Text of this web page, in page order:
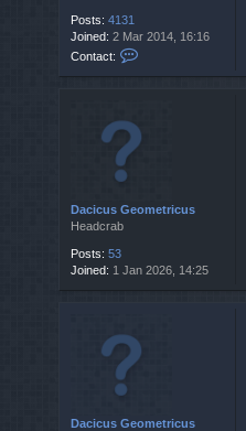
Posts: 4131
Joined: 2 Mar 2014, 16:16
Contact:
c
s
n
Dacicus Geometricus
Headcrab
Posts: 53
Joined: 1 Jan 2026, 14:25
Dacicus Geometricus